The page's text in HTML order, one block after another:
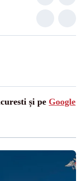
și pe Google